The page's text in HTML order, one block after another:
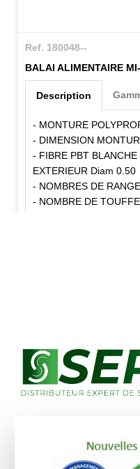
Ref. 180048--
BALAI ALIMENTAIRE
Description
- MONTURE
- DIMENSION
- FIBRE PBT
EXTERIEUR Diam 0.50
- NOMBRES DE
- NOMBRE DE